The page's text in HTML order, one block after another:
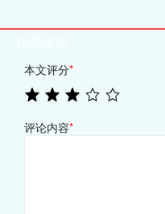
本文评分*
评论内容*